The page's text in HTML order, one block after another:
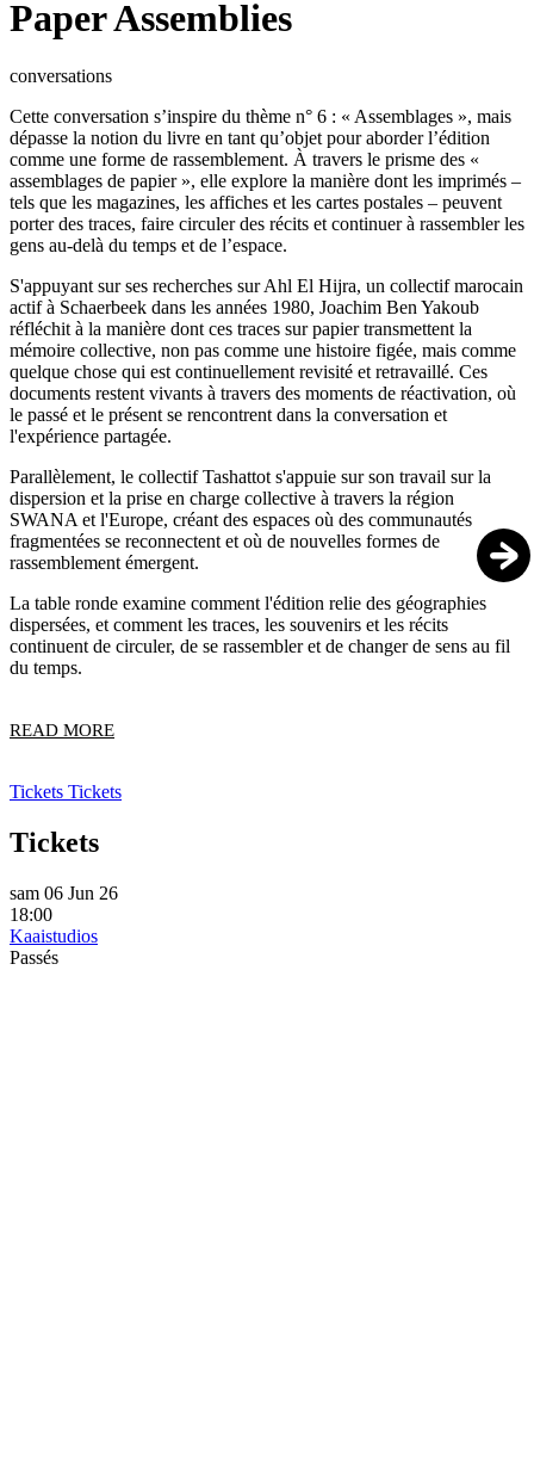
Paper Assemblies
conversations
Cette conversation s’inspire du thème n° 6 : « Assemblages », mais
dépasse la notion du livre en tant qu’objet pour aborder l’édition
comme une forme de rassemblement. À travers le prisme des «
assemblages de papier », elle explore la manière dont les imprimés –
tels que les magazines, les affiches et les cartes postales – peuvent
porter des traces, faire circuler des récits et continuer à rassembler les
gens au-delà du temps et de l’espace.
S'appuyant sur ses recherches sur Ahl El Hijra, un collectif marocain
actif à Schaerbeek dans les années 1980, Joachim Ben Yakoub
réfléchit à la manière dont ces traces sur papier transmettent la
mémoire collective, non pas comme une histoire figée, mais comme
quelque chose qui est continuellement revisité et retravaillé. Ces
documents restent vivants à travers des moments de réactivation, où
le passé et le présent se rencontrent dans la conversation et
l'expérience partagée.
Parallèlement, le collectif Tashattot s'appuie sur son travail sur la
dispersion et la prise en charge collective à travers la région
SWANA et l'Europe, créant des espaces où des communautés
fragmentées se reconnectent et où de nouvelles formes de
rassemblement émergent.
La table ronde examine comment l'édition relie des géographies
dispersées, et comment les traces, les souvenirs et les récits
continuent de circuler, de se rassembler et de changer de sens au fil
du temps.
READ MORE
Tickets Tickets
Tickets
sam 06 Jun 26
18:00
Kaaistudios
Passés